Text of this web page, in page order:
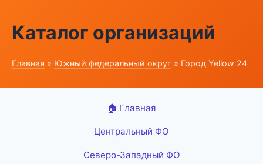
Каталог организаций
Главная » Южный федеральный округ » Город Yellow 24
🏠 Главная
Центральный ФО
Северо-Западный ФО